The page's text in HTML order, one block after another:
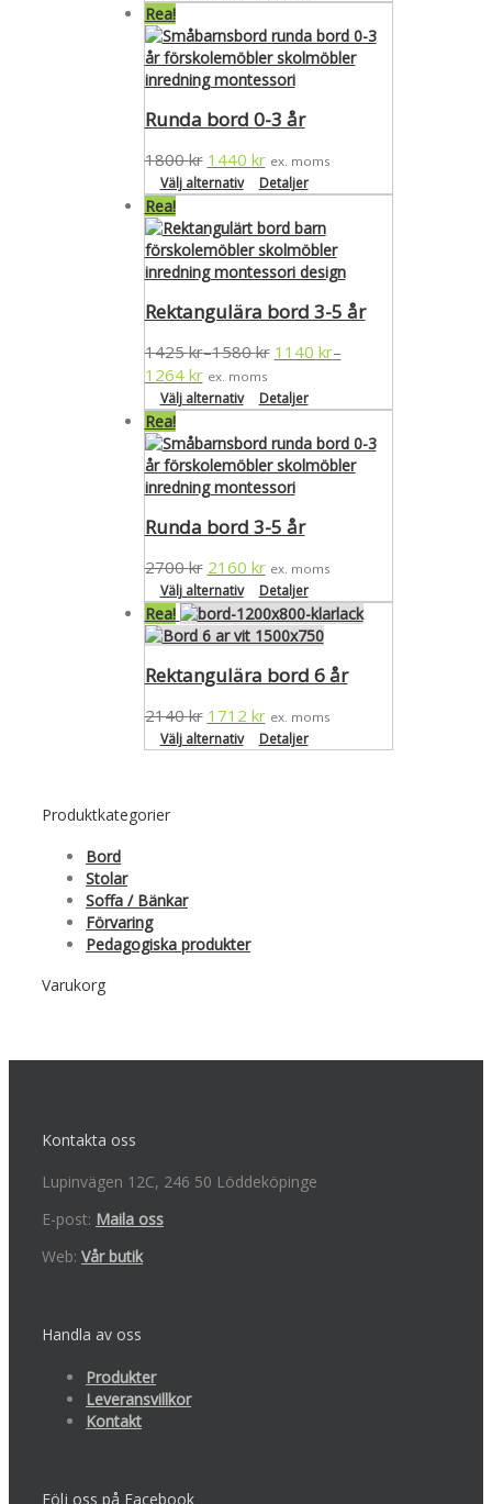
Rea!
Runda bord 0-3 år
1800kr 1440 kr ex. moms
Välj alternativ Detaljer
Rea!
Rektangulära bord 3-5 år
1425kr–1580kr 1140 kr–
1264 kr ex. moms
Välj alternativ Detaljer
Rea!
Runda bord 3-5 år
2700kr 2160 kr ex. moms
Välj alternativ Detaljer
Rea!
Rektangulära bord 6 år
2140kr 1712 kr ex. moms
Välj alternativ Detaljer
Produktkategorier
Bord
Stolar
Soffa / Bänkar
Förvaring
Pedagogiska produkter
Varukorg
Kontakta oss
Lupinvägen 12C, 246 50 Löddeköpinge
E-post: Maila oss
Web: Vår butik
Handla av oss
Produkter
Leveransvillkor
Kontakt
Följ oss på Facebook